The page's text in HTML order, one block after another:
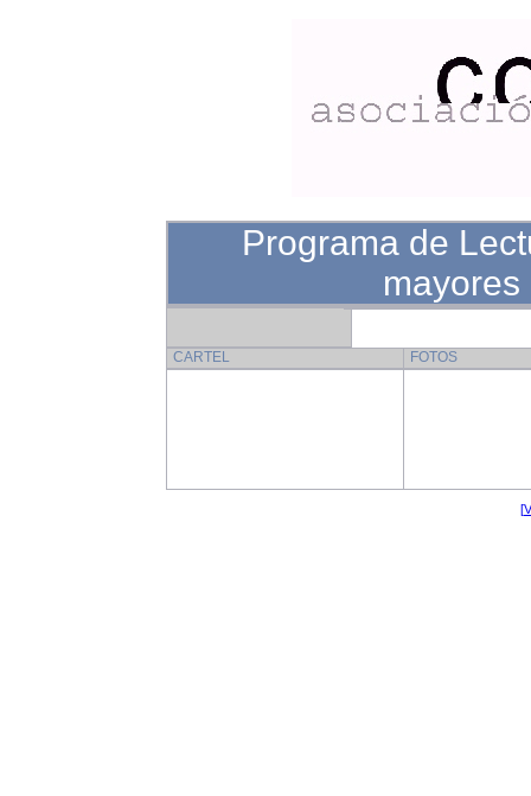
Programa de
CARTEL FOTOS